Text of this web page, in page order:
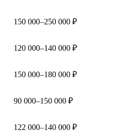
150 000–250 000 ₽
120 000–140 000 ₽
150 000–180 000 ₽
90 000–150 000 ₽
122 000–140 000 ₽